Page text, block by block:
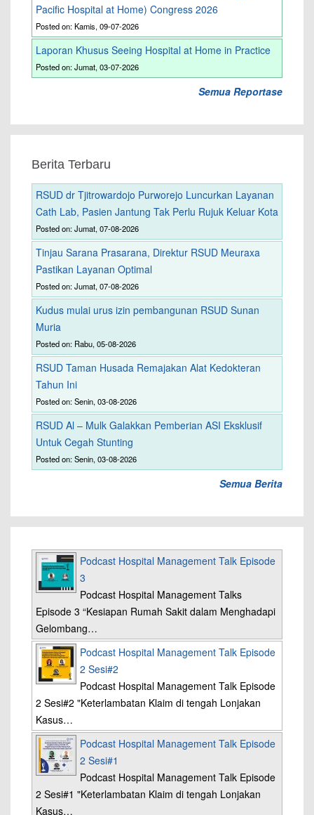
Pacific Hospital at Home) Congress 2026
Posted on: Kamis, 09-07-2026
Laporan Khusus Seeing Hospital at Home in Practice
Posted on: Jumat, 03-07-2026
Semua Reportase
Berita Terbaru
RSUD dr Tjitrowardojo Purworejo Luncurkan Layanan
Cath Lab, Pasien Jantung Tak Perlu Rujuk Keluar Kota
Posted on: Jumat, 07-08-2026
Tinjau Sarana Prasarana, Direktur RSUD Meuraxa
Pastikan Layanan Optimal
Posted on: Jumat, 07-08-2026
Kudus mulai urus izin pembangunan RSUD Sunan
Muria
Posted on: Rabu, 05-08-2026
RSUD Taman Husada Remajakan Alat Kedokteran
Tahun Ini
Posted on: Senin, 03-08-2026
RSUD Al – Mulk Galakkan Pemberian ASI Eksklusif
Untuk Cegah Stunting
Posted on: Senin, 03-08-2026
Semua Berita
Podcast Hospital Management Talk Episode
3
Podcast Hospital Management Talks
Episode 3 “Kesiapan Rumah Sakit dalam Menghadapi
Gelombang…
Podcast Hospital Management Talk Episode
2 Sesi#2
Podcast Hospital Management Talk Episode
2 Sesi#2 "Keterlambatan Klaim di tengah Lonjakan
Kasus…
Podcast Hospital Management Talk Episode
2 Sesi#1
Podcast Hospital Management Talk Episode
2 Sesi#1 "Keterlambatan Klaim di tengah Lonjakan
Kasus…